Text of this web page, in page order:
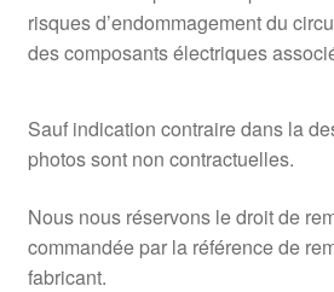
risques d’endommagement du
des composants électriques
Sauf indication contraire dans la
photos sont non contractuelles.
Nous nous réservons le droit de
commandée par la référence de
fabricant.